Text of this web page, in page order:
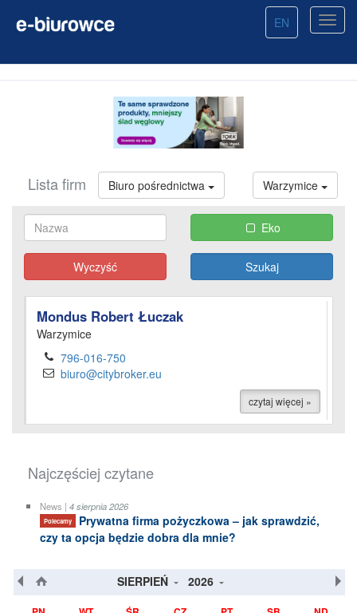
EN
Lista firm Biuro pośrednictwa Warzymice
Eko
Wyczyść
Mondus Robert Łuczak
Warzymice
796-016-750
biuro@citybroker.eu
czytaj więcej »
Najczęściej czytane
News | 4 sierpnia 2026
Polecamy
Prywatna firma pożyczkowa – jak sprawdzić,
czy ta opcja będzie dobra dla mnie?
SIERPIEŃ 2026